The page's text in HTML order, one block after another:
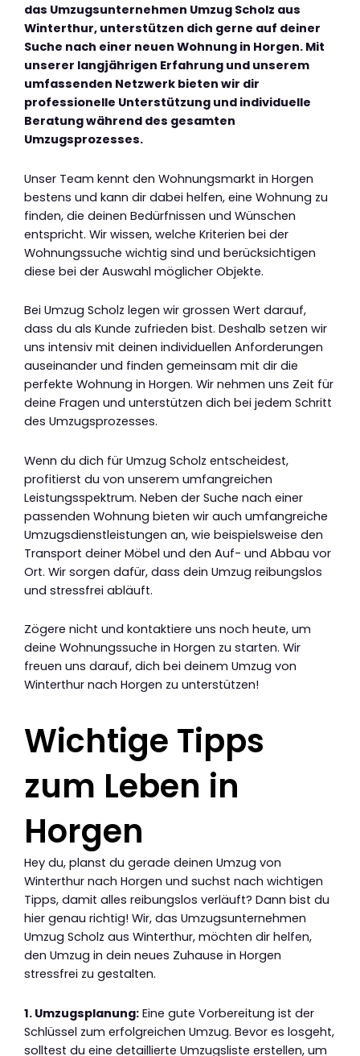
das Umzugsunternehmen Umzug Scholz aus
Winterthur, unterstützen dich gerne auf deiner
Suche nach einer neuen Wohnung in Horgen. Mit
unserer langjährigen Erfahrung und unserem
umfassenden Netzwerk bieten wir dir
professionelle Unterstützung und individuelle
Beratung während des gesamten
Umzugsprozesses.
Unser Team kennt den Wohnungsmarkt in Horgen
bestens und kann dir dabei helfen, eine Wohnung zu
finden, die deinen Bedürfnissen und Wünschen
entspricht. Wir wissen, welche Kriterien bei der
Wohnungssuche wichtig sind und berücksichtigen
diese bei der Auswahl möglicher Objekte.
Bei Umzug Scholz legen wir grossen Wert darauf,
dass du als Kunde zufrieden bist. Deshalb setzen wir
uns intensiv mit deinen individuellen Anforderungen
auseinander und finden gemeinsam mit dir die
perfekte Wohnung in Horgen. Wir nehmen uns Zeit für
deine Fragen und unterstützen dich bei jedem Schritt
des Umzugsprozesses.
Wenn du dich für Umzug Scholz entscheidest,
profitierst du von unserem umfangreichen
Leistungsspektrum. Neben der Suche nach einer
passenden Wohnung bieten wir auch umfangreiche
Umzugsdienstleistungen an, wie beispielsweise den
Transport deiner Möbel und den Auf- und Abbau vor
Ort. Wir sorgen dafür, dass dein Umzug reibungslos
und stressfrei abläuft.
Zögere nicht und kontaktiere uns noch heute, um
deine Wohnungssuche in Horgen zu starten. Wir
freuen uns darauf, dich bei deinem Umzug von
Winterthur nach Horgen zu unterstützen!
Wichtige Tipps
zum Leben in
Horgen
Hey du, planst du gerade deinen Umzug von
Winterthur nach Horgen und suchst nach wichtigen
Tipps, damit alles reibungslos verläuft? Dann bist du
hier genau richtig! Wir, das Umzugsunternehmen
Umzug Scholz aus Winterthur, möchten dir helfen,
den Umzug in dein neues Zuhause in Horgen
stressfrei zu gestalten.
1. Umzugsplanung: Eine gute Vorbereitung ist der
Schlüssel zum erfolgreichen Umzug. Bevor es losgeht,
solltest du eine detaillierte Umzugsliste erstellen, um